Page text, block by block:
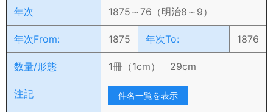
年次 1875～76（明治8～9）
年次From: 1875 年次To: 1876
数量/形態 1冊（1cm） 29cm
注記 件名一覧を表示